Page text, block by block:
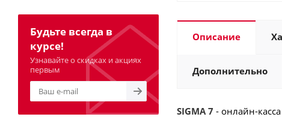
Описание
Дополнительно
SIGMA 7 - онлайн-
Будьте всегда в
курсе!
Узнавайте о скидках и акциях
первым